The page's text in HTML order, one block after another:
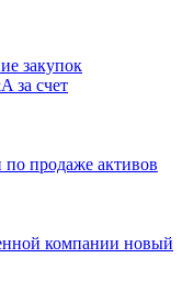
закупок
за счет
продаже активов
компании новый